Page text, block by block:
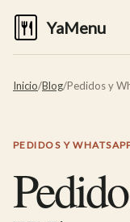
YaMenu
Inicio/Blog/Pedidos y
PEDIDOS Y